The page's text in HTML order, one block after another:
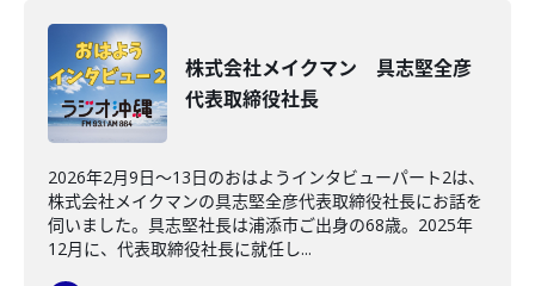
株式会社メイクマン 具志堅全彦
代表取締役社長
2026年2月9日～13日のおはようインタビューパート2は、
株式会社メイクマンの具志堅全彦代表取締役社長にお話を
伺いました。具志堅社長は浦添市ご出身の68歳。2025年
12月に、代表取締役社長に就任し...